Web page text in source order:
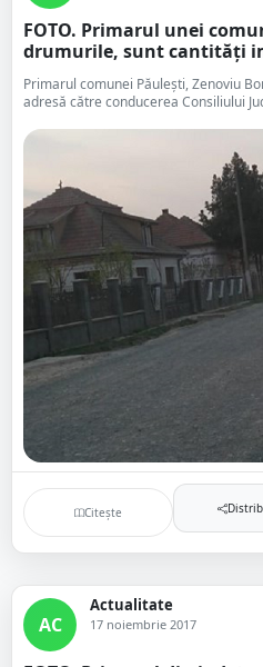
FOTO. Primarul unei
drumurile, sunt cantități
Primarul comunei Păulești, Zenoviu
adresă către conducerea Consiliului
Citește
AC
Actualitate
17 noiembrie 2017